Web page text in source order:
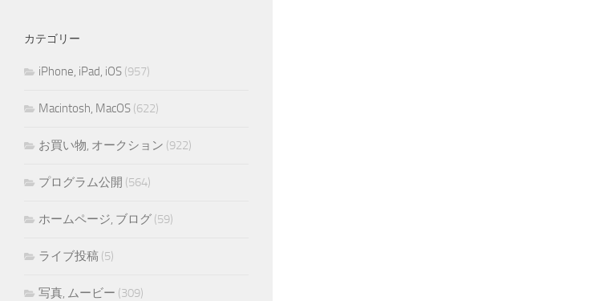
カテゴリー
iPhone, iPad, iOS (957)
Macintosh, MacOS (622)
お買い物, オークション (922)
プログラム公開 (564)
ホームページ, ブログ (59)
ライブ投稿 (5)
写真, ムービー (309)